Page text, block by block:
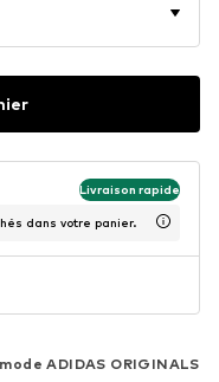
Livraison rapide
dans votre panier.
ADIDAS ORIGINALS